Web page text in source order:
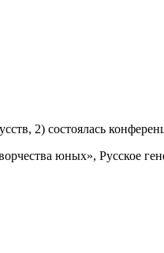
2) состоялась
юных», Русское